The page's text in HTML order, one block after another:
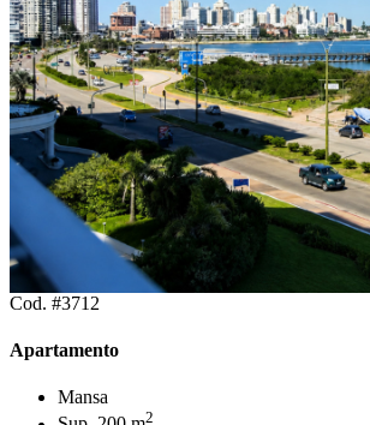
Cod. #3712
Apartamento
Mansa
2